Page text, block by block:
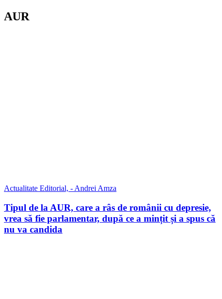
AUR
Actualitate Editorial, - Andrei Amza
Tipul de la AUR, care a râs de românii cu depresie,
vrea să fie parlamentar, după ce a mințit și a spus că
nu va candida